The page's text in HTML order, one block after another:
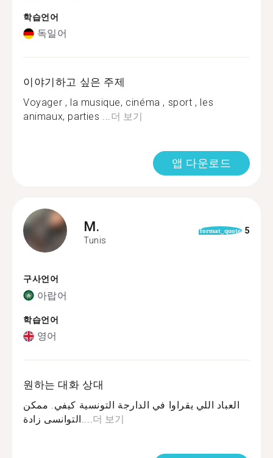
학습언어
독일어
이야기하고 싶은 주제
Voyager , la musique, cinéma , sport , les
animaux, parties ...더 보기
앱 다운로드
M.
Tunis
format_quote 5
구사언어
아랍어
학습언어
영어
원하는 대화 상대
العباد اللي يقراوا في الدارجة التونسية كيفي. ممكن
التوانسى زادة....더 보기